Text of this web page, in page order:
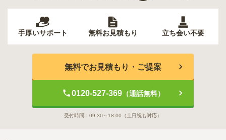
手厚いサポート 無料お見積もり 立ち会い不要
無料でお見積もり・ご提案
0120-527-369（通話無料）
受付時間： 09:30～18:00 （土日祝も対応）